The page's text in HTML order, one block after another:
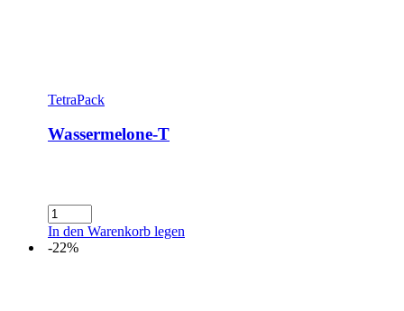
TetraPack
Wassermelone-T
Wassermelone-
T
Menge
In den Warenkorb legen
-22%